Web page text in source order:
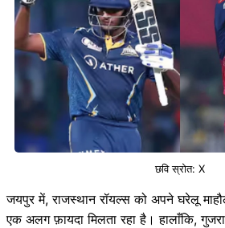
छवि स्रोत: X
जयपुर में, राजस्थान रॉयल्स को अपने घरेलू
एक अलग फ़ायदा मिलता रहा है। हालाँकि,